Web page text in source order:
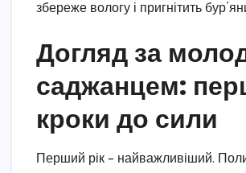
збереже вологу і пригнітить
Догляд за
саджанцем:
кроки до сили
Перший рік – найважливіший.